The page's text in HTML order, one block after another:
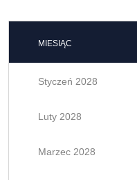
MIESIĄC
Styczeń 2028
Luty 2028
Marzec 2028